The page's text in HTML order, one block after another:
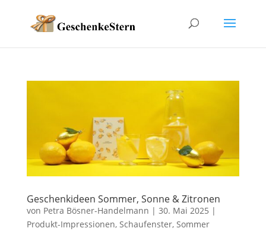
Geschenkideen Sommer, Sonne & Zitronen
von Petra Bösner-Handelmann | 30. Mai 2025 |
Produkt-Impressionen, Schaufenster, Sommer